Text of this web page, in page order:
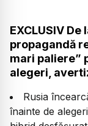
EXCLUSIV
propagandă
mari paliere”
alegeri,
Rusia
înainte de